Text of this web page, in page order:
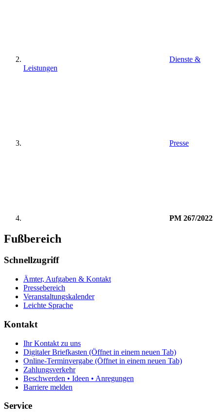
Dienste &
Leistungen
Presse
PM 267/2022
Fußbereich
Schnellzugriff
Ämter, Aufgaben & Kontakt
Pressebereich
Veranstaltungskalender
Leichte Sprache
Kontakt
Ihr Kontakt zu uns
Digitaler Briefkasten (Öffnet in einem neuen Tab)
Online-Terminvergabe (Öffnet in einem neuen Tab)
Zahlungsverkehr
Beschwerden • Ideen • Anregungen
Barriere melden
Service